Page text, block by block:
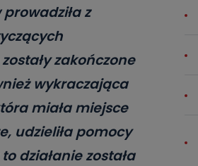
z
zakończone
wykraczająca
miała miejsce
udzieliła pomocy
działanie została